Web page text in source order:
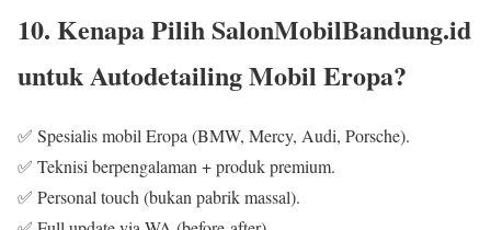
10. Kenapa Pilih SalonMobilBandung.id
untuk Autodetailing Mobil Eropa?
✅ Spesialis mobil Eropa (BMW, Mercy, Audi, Porsche).
✅ Teknisi berpengalaman + produk premium.
✅ Personal touch (bukan pabrik massal).